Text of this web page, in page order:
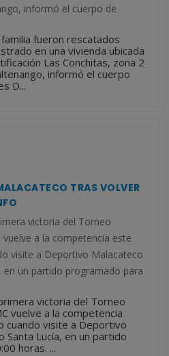
informó el cuerpo de
fueron rescatados
en una vivienda ubicada
Las Conchitas, zona 2
informó el cuerpo
D...
TRAS VOLVER
victoria del Torneo
a la competencia este
visite a Deportivo Malacateco
en un partido programado para
victoria del Torneo
vuelve a la competencia
cuando visite a Deportivo
Santa Lucía, en un partido
horas. ...